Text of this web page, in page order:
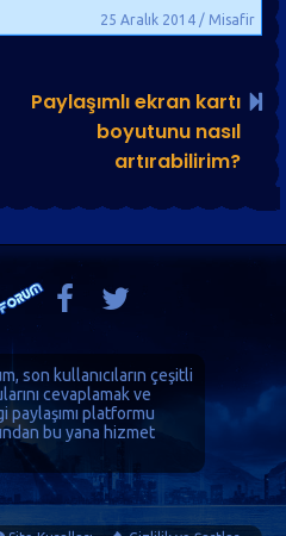
25 Aralık 2014 / Misafir
Paylaşımlı ekran kartı
boyutunu nasıl
artırabilirim?
, son kullanıcıların çeşitli
cevaplamak ve
paylaşımı platformu
bu yana hizmet